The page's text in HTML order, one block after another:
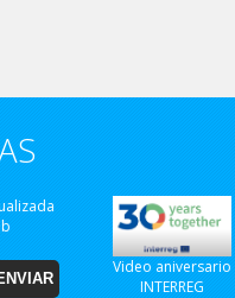
Video aniversario
INTERREG